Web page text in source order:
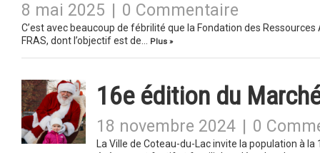
8 mai 2025 0 Commentaire
C’est avec beaucoup de fébrilité que la Fondation des
FRAS, dont l’objectif est de…
Plus »
16e édition du
18 novembre 2024 0
La Ville de Coteau-du-Lac invite la population à